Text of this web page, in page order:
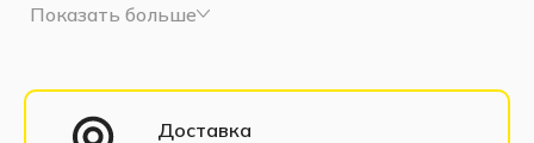
Детские диваны из ткани
Детские диван-кровати
Показать больше
Доставка